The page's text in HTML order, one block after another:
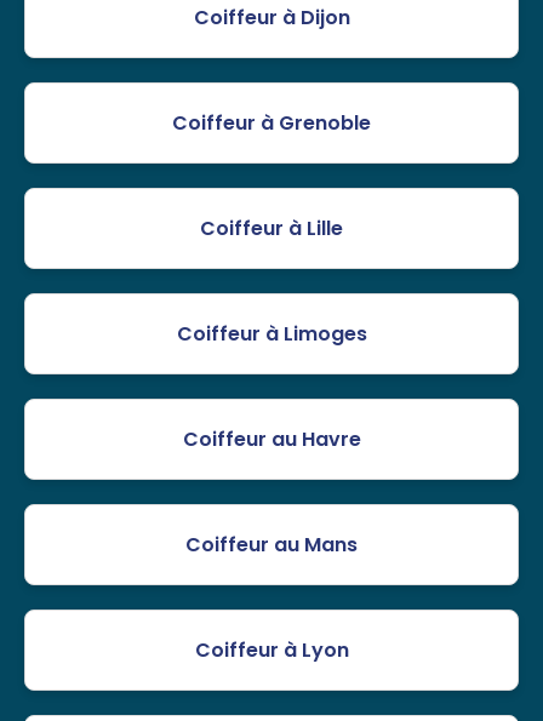
Coiffeur à Dijon
Coiffeur à Grenoble
Coiffeur à Lille
Coiffeur à Limoges
Coiffeur au Havre
Coiffeur au Mans
Coiffeur à Lyon